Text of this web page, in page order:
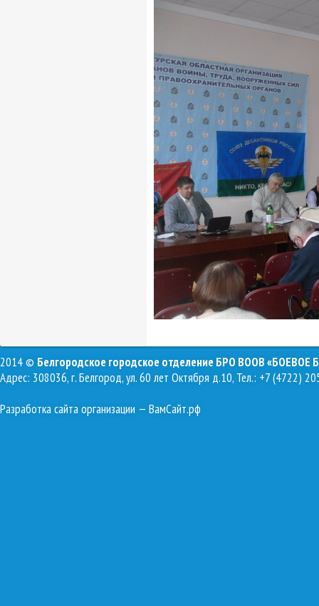
2014 © Белгородское городское отделение БРО ВООВ «БОЕВОЕ
Адрес: 308036, г. Белгород, ул. 60 лет Октября д.10, Тел.: +7 (4722)
Разработка сайта организации — ВамСайт.рф